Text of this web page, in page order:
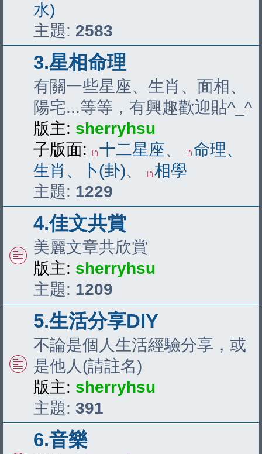
水)
主題: 2583
3.星相命理
有關一些星座、生肖、面相、
陽宅...等等，有興趣歡迎貼^_^
版主: sherryhsu
子版面:
十二星座、
命理、
生肖、卜(卦)、
相學
主題: 1229
4.佳文共賞
美麗文章共欣賞
版主: sherryhsu
主題: 1209
5.生活分享DIY
不論是個人生活經驗分享，或
是他人(請註名)
版主: sherryhsu
主題: 391
6.音樂